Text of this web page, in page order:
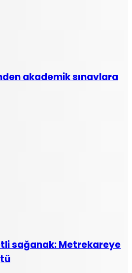
akademik sınavlara
sağanak: Metrekareye